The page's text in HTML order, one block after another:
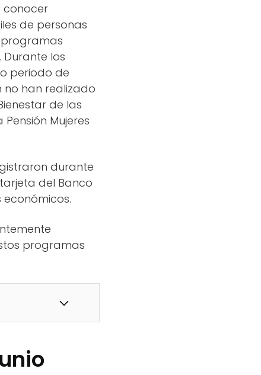
conocer
de personas
Durante los
periodo de
han realizado
de las
Mujeres
durante
del Banco
programas